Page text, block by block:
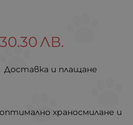
30.30ЛВ.
Доставка и плащане
храносмилане и